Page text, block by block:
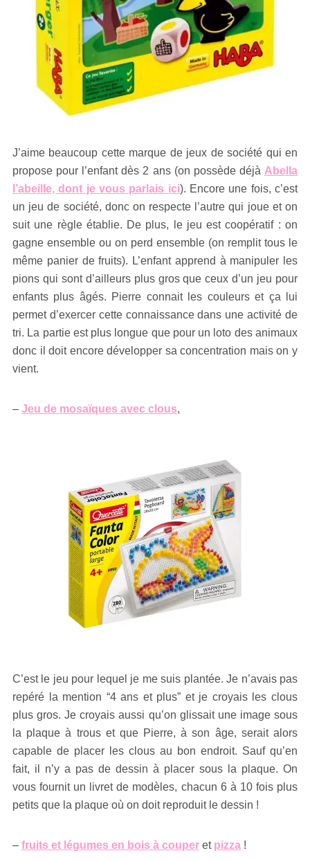
J’aime beaucoup cette marque de jeux de société qui en
propose pour l’enfant dès 2 ans (on possède déjà Abella
l’abeille, dont je vous parlais ici). Encore une fois, c’est
un jeu de société, donc on respecte l’autre qui joue et on
suit une règle établie. De plus, le jeu est coopératif : on
gagne ensemble ou on perd ensemble (on remplit tous le
même panier de fruits). L’enfant apprend à manipuler les
pions qui sont d’ailleurs plus gros que ceux d’un jeu pour
enfants plus âgés. Pierre connait les couleurs et ça lui
permet d’exercer cette connaissance dans une activité de
tri. La partie est plus longue que pour un loto des animaux
donc il doit encore développer sa concentration mais on y
vient.
– Jeu de mosaïques avec clous,
C’est le jeu pour lequel je me suis plantée. Je n’avais pas
repéré la mention “4 ans et plus” et je croyais les clous
plus gros. Je croyais aussi qu’on glissait une image sous
la plaque à trous et que Pierre, à son âge, serait alors
capable de placer les clous au bon endroit. Sauf qu’en
fait, il n’y a pas de dessin à placer sous la plaque. On
vous fournit un livret de modèles, chacun 6 à 10 fois plus
petits que la plaque où on doit reproduit le dessin !
– fruits et légumes en bois à couper et pizza !